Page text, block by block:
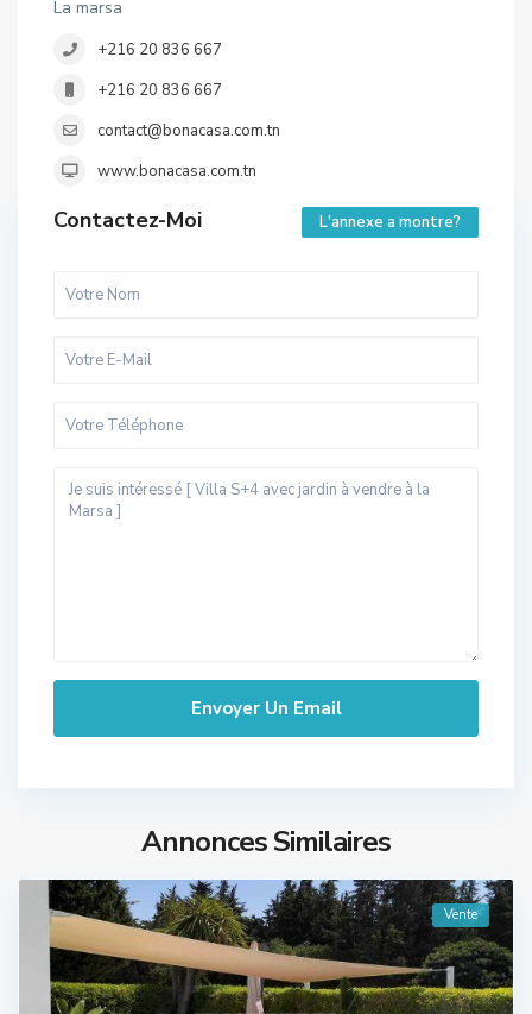
La marsa
+216 20 836 667
+216 20 836 667
contact@bonacasa.com.tn
www.bonacasa.com.tn
Contactez-Moi L'annexe a montre?
Annonces Similaires
Vente